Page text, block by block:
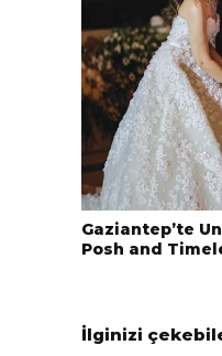
Gaziantep’te
Posh and
İlginizi